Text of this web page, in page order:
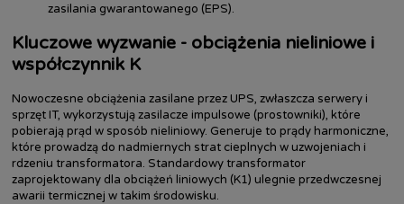
zasilania gwarantowanego (EPS).
Kluczowe wyzwanie - obciążenia nieliniowe i
współczynnik K
Nowoczesne obciążenia zasilane przez UPS, zwłaszcza serwery i
sprzęt IT, wykorzystują zasilacze impulsowe (prostowniki), które
pobierają prąd w sposób nieliniowy. Generuje to prądy harmoniczne,
które prowadzą do nadmiernych strat cieplnych w uzwojeniach i
rdzeniu transformatora. Standardowy transformator
zaprojektowany dla obciążeń liniowych (K1) ulegnie przedwczesnej
awarii termicznej w takim środowisku.